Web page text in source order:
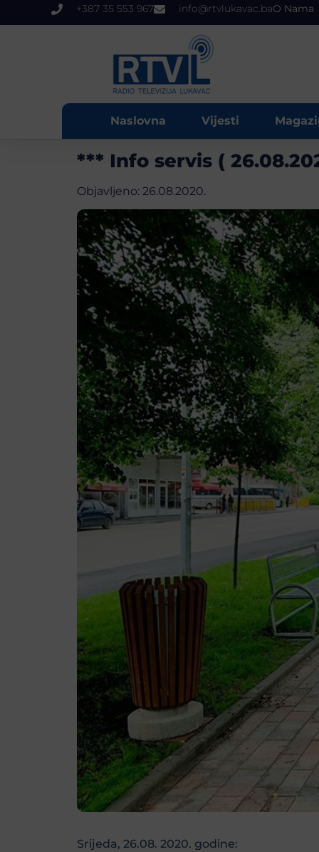
+387 35 553 967 info@rtvlukavac.baO Nama
Naslovna Vijesti
*** Info servis (
Objavljeno: 26.08.2020.
Srijeda, 26.08. 2020. godine: